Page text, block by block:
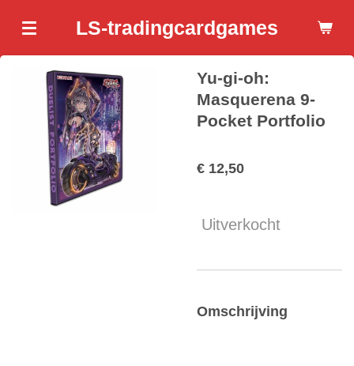
direct
naar
hoofdinhoud
LS-tradingcardgames
Yu-gi-oh:
Masquerena 9-
Pocket Portfolio
€ 12,50
Uitverkocht
Omschrijving